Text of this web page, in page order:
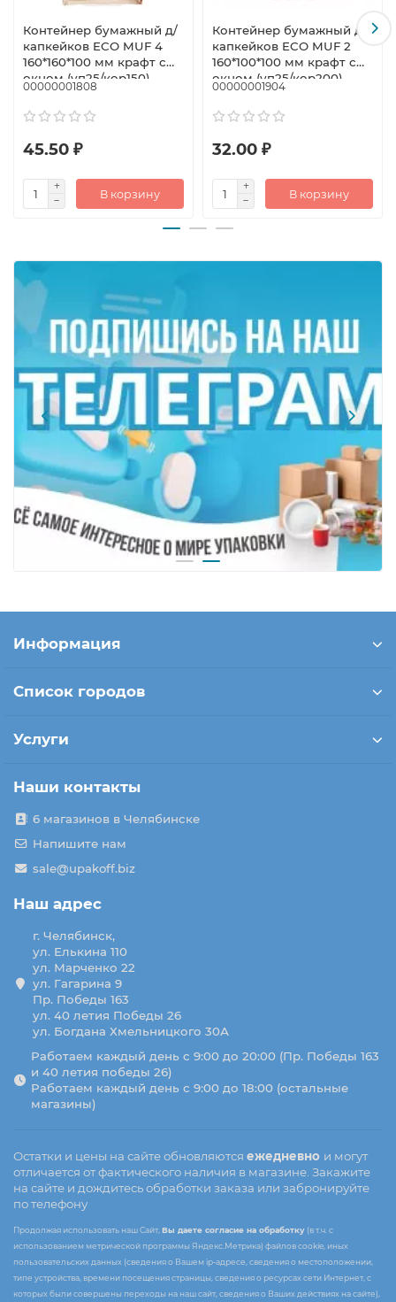
Контейнер бумажный д/
капкейков ECO MUF 4
160*160*100 мм крафт с
окном (уп25/кор150)
00000001808
45.50 ₽
В корзину
Контейнер бумажный д/
капкейков ECO MUF 2
160*100*100 мм крафт с
окном (уп25/кор200)
00000001904
32.00 ₽
В корзину
Информация
Список городов
Услуги
Наши контакты
6 магазинов в Челябинске
Напишите нам
sale@upakoff.biz
Наш адрес
г. Челябинск,
ул. Елькина 110
ул. Марченко 22
ул. Гагарина 9
Пр. Победы 163
ул. 40 летия Победы 26
ул. Богдана Хмельницкого 30А
Работаем каждый день с 9:00 до 20:00 (Пр. Победы 163
и 40 летия победы 26)
Работаем каждый день с 9:00 до 18:00 (остальные
магазины)
Остатки и цены на сайте обновляются ежедневно и могут
отличается от фактического наличия в магазине. Закажите
на сайте и дождитесь обработки заказа или забронируйте
по телефону
Продолжая использовать наш Сайт, Вы даете согласие на обработку (в т.ч. с
использованием метрической программы Яндекс.Метрика) файлов cookie, иных
пользовательских данных (сведения о Вашем ip-адресе, сведения о местоположении,
типе устройства, времени посещения страницы, сведения о ресурсах сети Интернет, с
которых были совершены переходы на наш сайт, сведения о Ваших действиях на сайте),